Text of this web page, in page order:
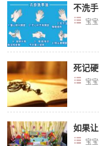
不洗
宝
死记
宝
如果
宝